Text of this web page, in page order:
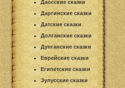
Даосские сказки
Даргинские сказки
Датские сказки
Долганские сказки
Дунганские сказки
Еврейские сказки
Египетские сказки
Зулусские сказки